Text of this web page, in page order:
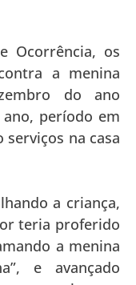
Ocorrência, os
a menina
do ano
período em
na casa
a criança,
teria proferido
a menina
e avançado